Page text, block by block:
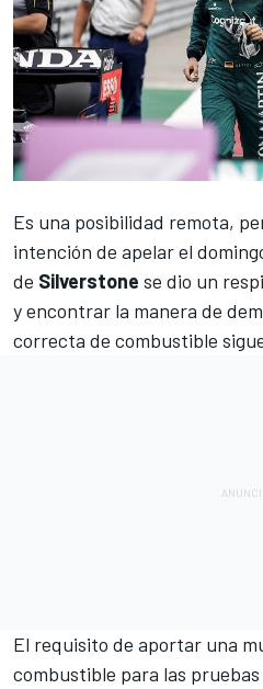
Es una posibilidad remota,
intención de apelar el
de Silverstone se dio un
y encontrar la manera de
correcta de combustible
El requisito de aportar una
combustible para las